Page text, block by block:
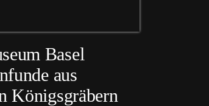
Basel
aus
Königsgräbern